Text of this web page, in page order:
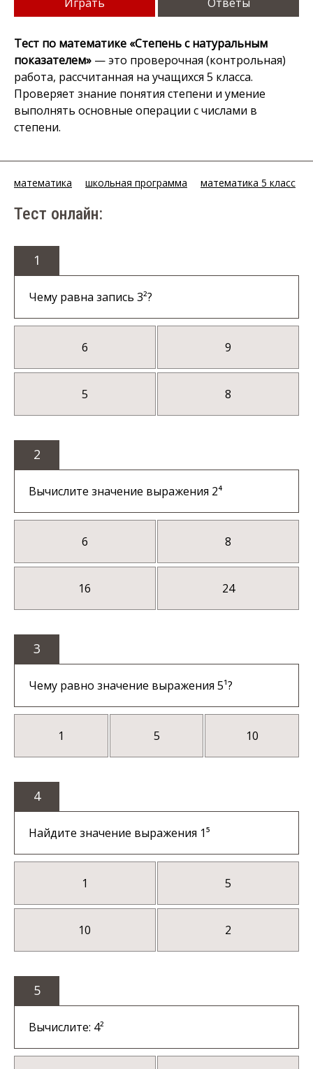
Тест по математике «Степень с натуральным
показателем» — это проверочная (контрольная)
работа, рассчитанная на учащихся 5 класса.
Проверяет знание понятия степени и умение
выполнять основные операции с числами в
степени.
математика школьная программа математика 5 класс
Тест онлайн:
1
Чему равна запись 3²?
6 9
5 8
2
Вычислите значение выражения 2⁴
6 8
16 24
3
Чему равно значение выражения 5¹?
1 5 10
4
Найдите значение выражения 1⁵
1 5
10 2
5
Вычислите: 4²